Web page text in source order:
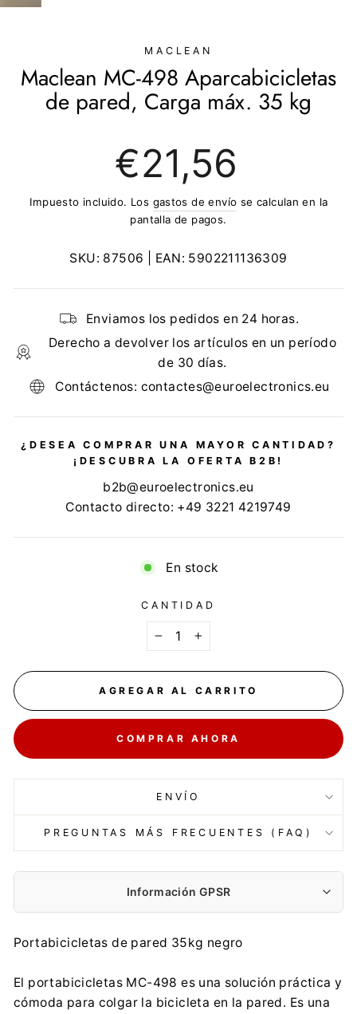
MACLEAN
Maclean MC-498 Aparcabicicletas
de pared, Carga máx. 35 kg
regular
€21,56
Impuesto incluido. Los gastos de envío se calculan en la
pantalla de pagos.
SKU: 87506 | EAN: 5902211136309
Enviamos los pedidos en 24 horas.
Derecho a devolver los artículos en un período
de 30 días.
Contáctenos: contactes@euroelectronics.eu
¿DESEA COMPRAR UNA MAYOR CANTIDAD?
¡DESCUBRA LA OFERTA B2B!
b2b@euroelectronics.eu
Contacto directo: +49 3221 4219749
En stock
CANTIDAD
+
AGREGAR AL CARRITO
COMPRAR AHORA
ENVÍO
PREGUNTAS MÁS FRECUENTES (FAQ)
Información GPSR
Fabricante:
Centrumelektroniki.EU Sp. z o.o.
contact@centrumelektroniki.pl
+48 32 284 72 22
Portabicicletas de pared 35kg negro
El portabicicletas MC-498 es una solución práctica y
cómoda para colgar la bicicleta en la pared. Es una